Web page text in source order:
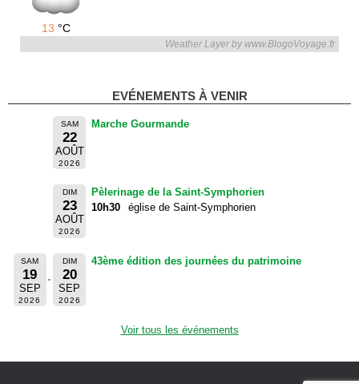
13 °C
Weather Layer by www.BlogoVoyage.fr
EVÉNEMENTS À VENIR
SAM
22
AOÛT
2026
Marche Gourmande
DIM
23
AOÛT
2026
Pèlerinage de la Saint-Symphorien
10h30
église de Saint-Symphorien
SAM
19
SEP
2026
DIM
20
SEP
2026
43ème édition des journées du patrimoine
Voir tous les événements